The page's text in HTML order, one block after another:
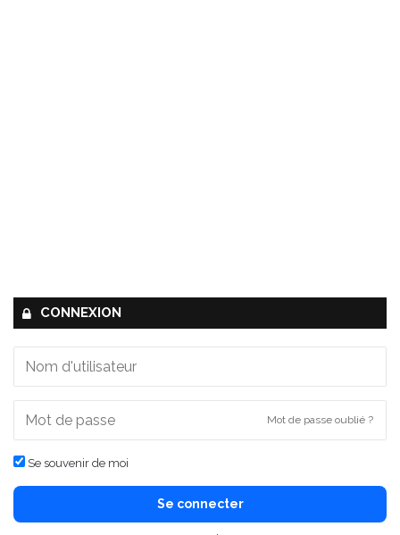
CONNEXION
Mot de passe oublié ?
Se souvenir de moi
Se connecter